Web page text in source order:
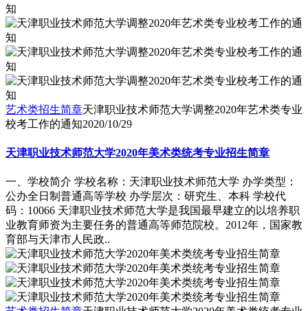
艺术类招生简章天津职业技术师范大学调整2020年艺术类专业
校考工作的通知2020/10/29
天津职业技术师范大学2020年美术类统考专业招生简章
一、学校简介 学校名称：天津职业技术师范大学 办学类型：
公办全日制普通高等学校 办学层次：研究生、本科 学校代
码：10066 天津职业技术师范大学是我国最早建立的以培养职
业教育师资为主要任务的普通高等师范院校。2012年，国家教
育部与天津市人民政..